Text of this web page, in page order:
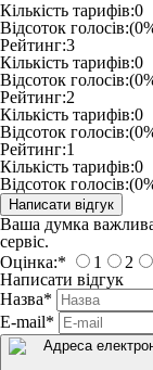
Кількість тарифів:0
Відсоток голосів:
Рейтинг:3
Кількість тарифів:0
Відсоток голосів:
Рейтинг:2
Кількість тарифів:0
Відсоток голосів:
Рейтинг:1
Кількість тарифів:0
Відсоток голосів:
Ваша думка
сервіс.
Оцінка:* 1 2
Написати відгук
Назва*
E-mail*